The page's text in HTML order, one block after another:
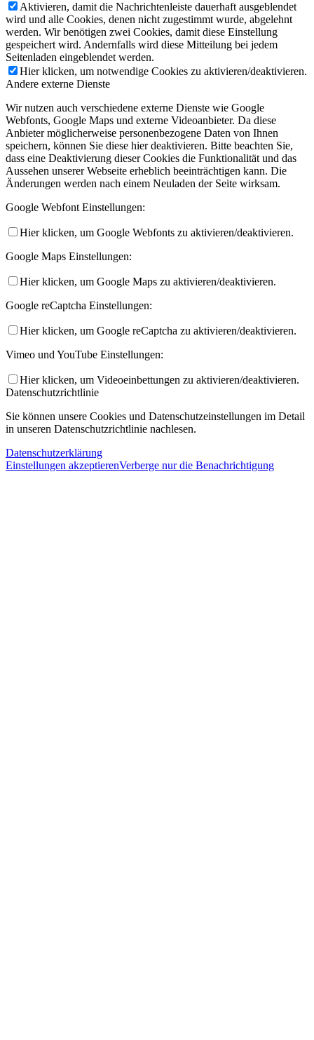
Aktivieren, damit die Nachrichtenleiste dauerhaft ausgeblendet
wird und alle Cookies, denen nicht zugestimmt wurde, abgelehnt
werden. Wir benötigen zwei Cookies, damit diese Einstellung
gespeichert wird. Andernfalls wird diese Mitteilung bei jedem
Seitenladen eingeblendet werden.
Hier klicken, um notwendige Cookies zu aktivieren/deaktivieren.
Andere externe Dienste
Wir nutzen auch verschiedene externe Dienste wie Google
Webfonts, Google Maps und externe Videoanbieter. Da diese
Anbieter möglicherweise personenbezogene Daten von Ihnen
speichern, können Sie diese hier deaktivieren. Bitte beachten Sie,
dass eine Deaktivierung dieser Cookies die Funktionalität und das
Aussehen unserer Webseite erheblich beeinträchtigen kann. Die
Änderungen werden nach einem Neuladen der Seite wirksam.
Google Webfont Einstellungen:
Hier klicken, um Google Webfonts zu aktivieren/deaktivieren.
Google Maps Einstellungen:
Hier klicken, um Google Maps zu aktivieren/deaktivieren.
Google reCaptcha Einstellungen:
Hier klicken, um Google reCaptcha zu aktivieren/deaktivieren.
Vimeo und YouTube Einstellungen:
Hier klicken, um Videoeinbettungen zu aktivieren/deaktivieren.
Datenschutzrichtlinie
Sie können unsere Cookies und Datenschutzeinstellungen im Detail
in unseren Datenschutzrichtlinie nachlesen.
Datenschutzerklärung
Einstellungen akzeptierenVerberge nur die Benachrichtigung